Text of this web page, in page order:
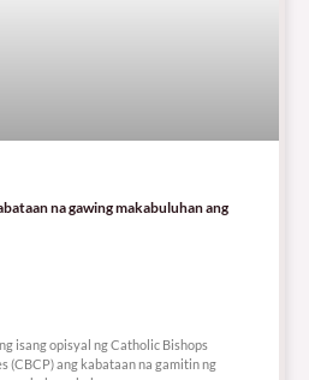
na gawing makabuluhan ang
isang opisyal ng Catholic Bishops
(CBCP) ang kabataan na gamitin ng